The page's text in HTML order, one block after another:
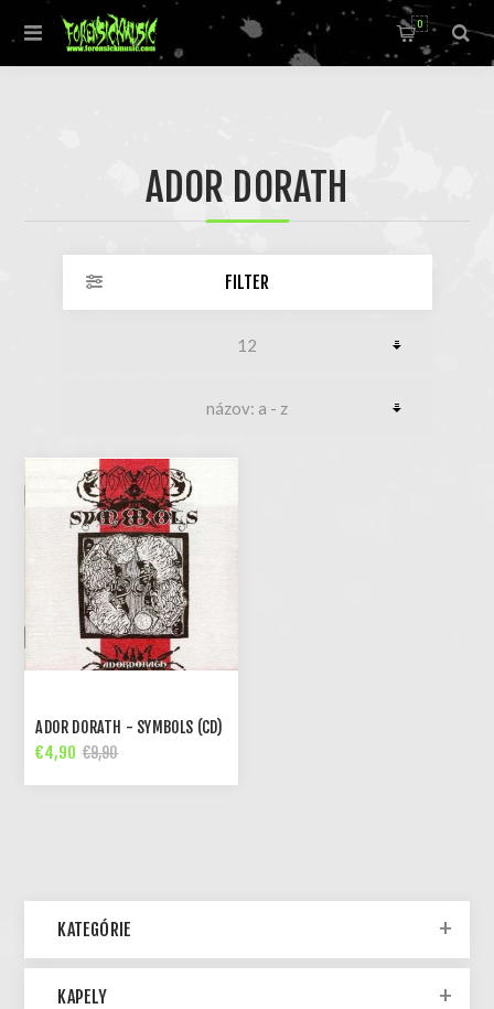
0
ADOR DORATH
FILTER
ADOR DORATH - SYMBOLS (CD)
€4,90 €9,90
KATEGÓRIE
KAPELY